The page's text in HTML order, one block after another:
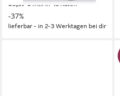
69,97 € mtl. in 48 Raten
-37%
lieferbar - in 2-3 Werktagen bei dir